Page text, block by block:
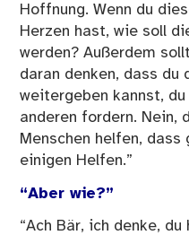
Hoffnung. Wenn du
Herzen hast, wie soll
werden? Außerdem
daran denken, dass
weitergeben kannst,
anderen fordern. Nein,
Menschen helfen,
einigen Helfen.”
“Aber wie?”
“Ach Bär, ich denke,